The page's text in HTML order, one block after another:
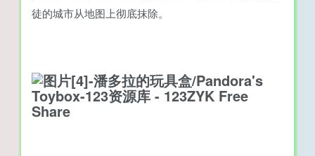
徒的城市从地图上彻底抹除。